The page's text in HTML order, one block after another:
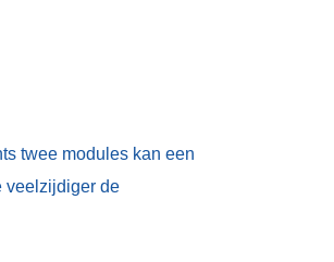
twee modules kan een
veelzijdiger de